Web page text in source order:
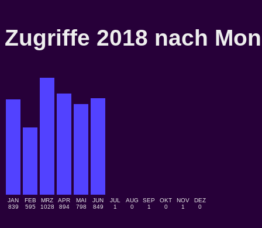
Zugriffe 2018 nach
JAN
839
FEB
595
MRZ
1028
APR
894
MAI
798
JUN
849
JUL
1
AUG
0
SEP
1
OKT
0
NOV
1
DEZ
0